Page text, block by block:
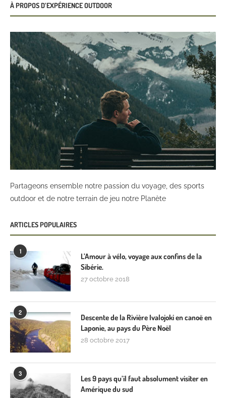
À PROPOS D’EXPÉRIENCE OUTDOOR
Partageons ensemble notre passion du voyage, des sports
outdoor et de notre terrain de jeu notre Planète
ARTICLES POPULAIRES
1
L’Amour à vélo, voyage aux confins de la
Sibérie.
27 octobre 2018
2
Descente de la Rivière Ivalojoki en canoë en
Laponie, au pays du Père Noël
28 octobre 2017
3
Les 9 pays qu’il faut absolument visiter en
Amérique du sud